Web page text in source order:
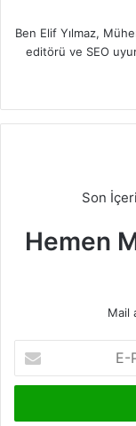
Ben Elif Yılmaz,
editörü ve SEO
Son
Hemen
Mail
Posta
adresinizi